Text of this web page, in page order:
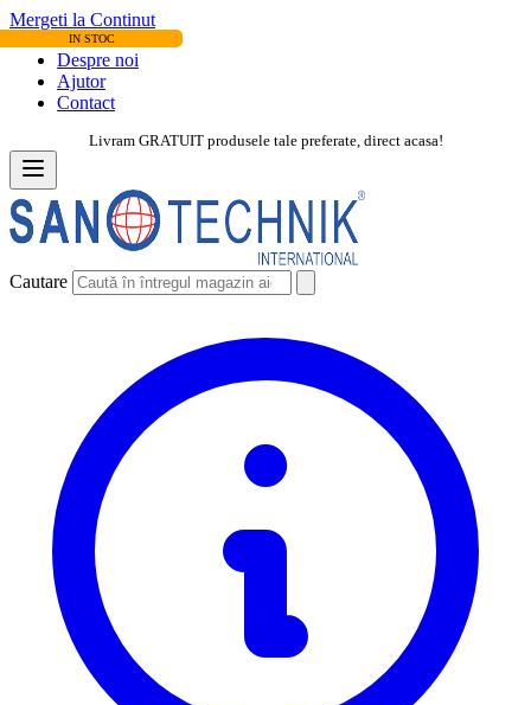
Mergeti la Continut
Despre noi
Ajutor
Contact
Livram GRATUIT produsele tale preferate, direct acasa!
Cautare
IN STOC